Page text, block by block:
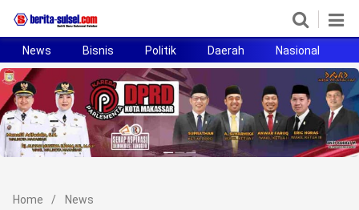
Home
News
Politik
News Bisnis Politik Daerah Nasional
Home / News